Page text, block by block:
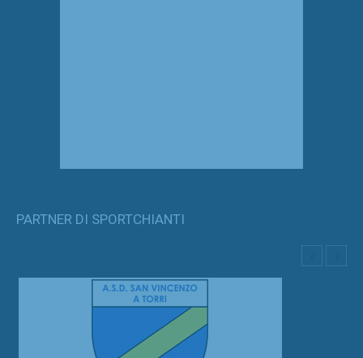
PARTNER DI SPORTCHIANTI